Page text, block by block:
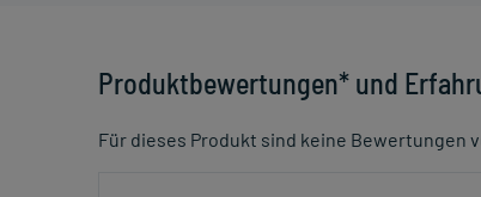
Produktbewertungen* und
Für dieses Produkt sind keine Bewertungen